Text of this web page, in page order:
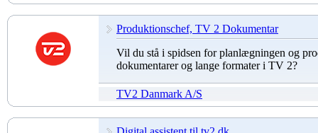
Produktionschef, TV 2 Dokumentar
Vil du stå i spidsen for planlægningen og
dokumentarer og lange formater i TV 2?
TV2 Danmark A/S